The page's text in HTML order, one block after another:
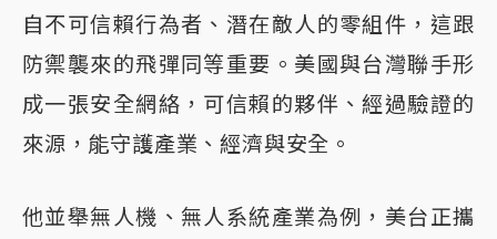
自不可信賴行為者、潛在敵人的零組件，這跟
防禦襲來的飛彈同等重要。美國與台灣聯手形
成一張安全網絡，可信賴的夥伴、經過驗證的
來源，能守護產業、經濟與安全。
他並舉無人機、無人系統產業為例，美台正攜